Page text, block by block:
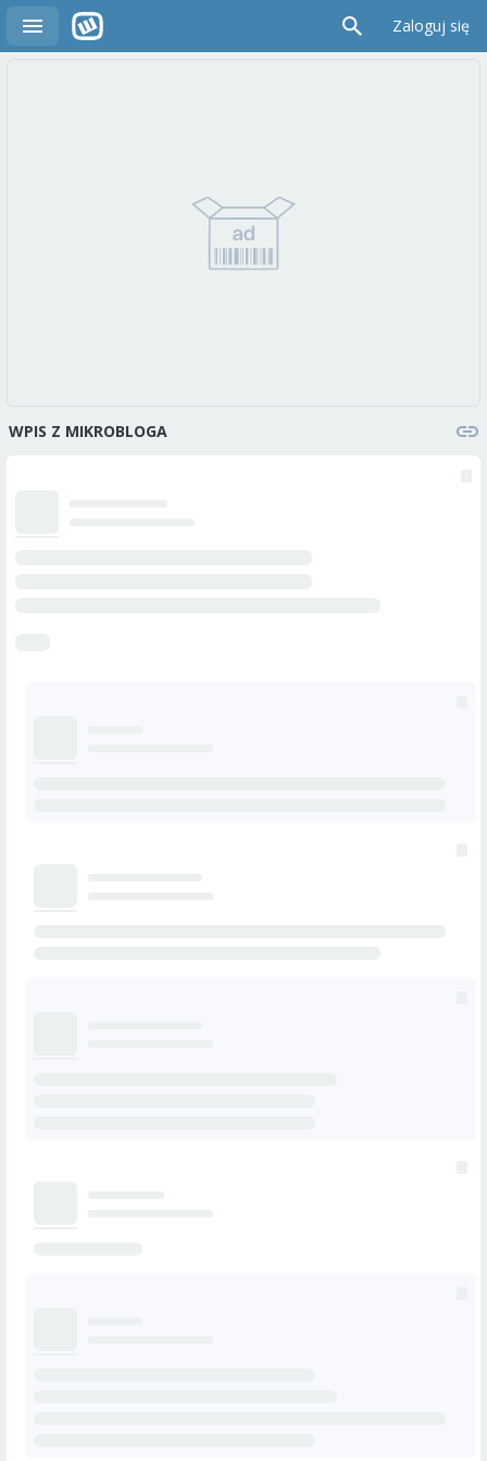
Zaloguj się
WPIS Z MIKROBLOGA